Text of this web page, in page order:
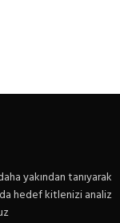
yakından tanıyarak
hedef kitlenizi analiz